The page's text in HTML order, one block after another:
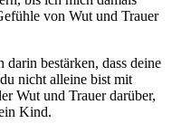
von Wut und Trauer
bestärken, dass deine
nicht alleine bist mit
Wut und Trauer darüber,
Kind.